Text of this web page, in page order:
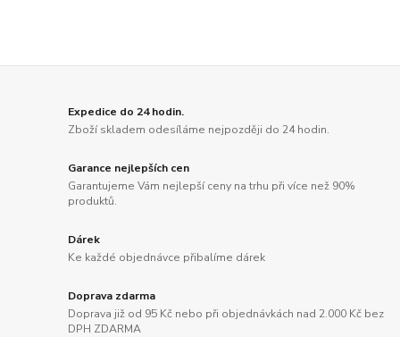
Expedice do 24 hodin.
Zboží skladem odesíláme nejpozději do 24 hodin.
Garance nejlepších cen
Garantujeme Vám nejlepší ceny na trhu při více než 90%
produktů.
Dárek
Ke každé objednávce přibalíme dárek
Doprava zdarma
Doprava již od 95 Kč nebo při objednávkách nad 2.000 Kč bez
DPH ZDARMA